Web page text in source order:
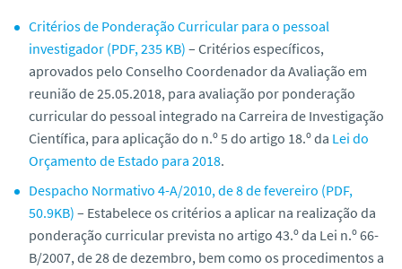
Critérios de Ponderação Curricular para o pessoal
investigador (PDF, 235 KB) – Critérios específicos,
aprovados pelo Conselho Coordenador da Avaliação em
reunião de 25.05.2018, para avaliação por ponderação
curricular do pessoal integrado na Carreira de Investigação
Científica, para aplicação do n.º 5 do artigo 18.º da Lei do
Orçamento de Estado para 2018.
Despacho Normativo 4-A/2010, de 8 de fevereiro (PDF,
50.9KB) – Estabelece os critérios a aplicar na realização da
ponderação curricular prevista no artigo 43.º da Lei n.º 66-
B/2007, de 28 de dezembro, bem como os procedimentos a